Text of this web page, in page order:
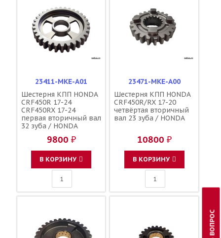
23411-MKE-A01
Шестерня КПП HONDA
CRF450R 17-24
CRF450RX 17-24
первая вторичный вал
32 зуба / HONDA
9800 ₽
В КОРЗИНУ
23471-MKE-A00
Шестерня КПП HONDA
CRF450R/RX 17-20
четвёртая вторичный
вал 23 зуба / HONDA
10800 ₽
В КОРЗИНУ